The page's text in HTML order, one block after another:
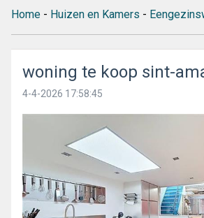
Home - Huizen en Kamers -
woning te koop sint-
4-4-2026 17:58:45